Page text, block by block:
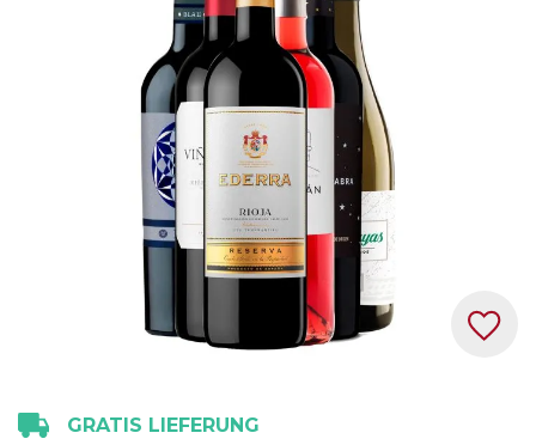
AnfangGRATIS LIEFERUNG